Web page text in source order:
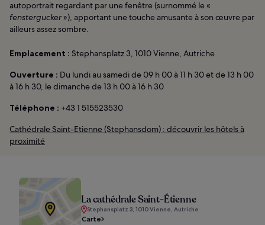
autoportrait regardant par une fenêtre (surnommé le «
fenstergucker»), apportant une touche amusante à son œuvre par
ailleurs assez sombre.
Emplacement : Stephansplatz 3, 1010 Vienne, Autriche
Ouverture : Du lundi au samedi de 09 h 00 à 11 h 30 et de 13 h 00
à 16 h 30, le dimanche de 13 h 00 à 16 h 30
Téléphone : +43 1 515523530
Cathédrale Saint-Etienne (Stephansdom) : découvrir les hôtels à
proximité
La cathédrale Saint-Étienne
Stephansplatz 3, 1010 Vienne, Autriche
Carte